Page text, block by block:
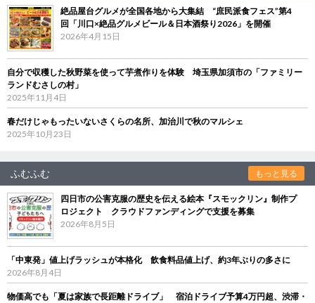
絶品屋台グルメが全国各地から大集結 “庶民派食フェス”第4
回「川口×絶品グルメビール＆日本酒祭り2026」を開催
2026年4月15日
自分で収穫した秋野菜を使って芋煮作りを体験 埼玉県加須市の「ファミリー
ランドむさしの村」
2025年11月4日
春だけじゃもったいないさくらの名所、加治川で秋のマルシェ
2025年10月23日
ふむふむ もっと見る
四日市の公害克服の歴史を伝える絵本『スモックリン』制作プ
ロジェクト クラウドファンディングで支援を募集
2026年8月5日
「中東発」値上げラッシュが本格化 飲食料品値上げ、約3年ぶりの多さに
2026年8月4日
物価高でも「夏は家族で長距離ドライブ」 宿泊ドライブ予算4万円超、渋滞・